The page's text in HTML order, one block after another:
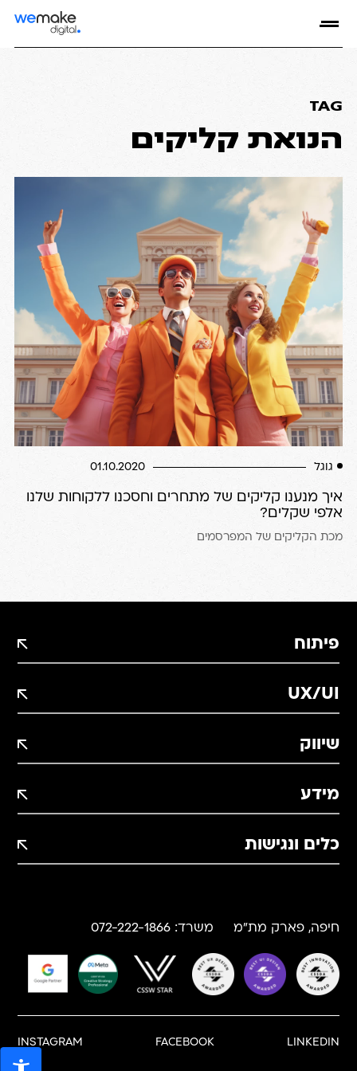
TAG
הנואת קליקים
גוגל 01.10.2020
איך מנענו קליקים של מתחרים וחסכנו ללקוחות שלנו
אלפי שקלים?
מכת הקליקים של המפרסמים
פיתוח
UX/UI
שיווק
מידע
כלים ונגישות
חיפה, פארק מת"מ משרד:072-222-1866
LINKEDIN
FACEBOOK
INSTAGRAM